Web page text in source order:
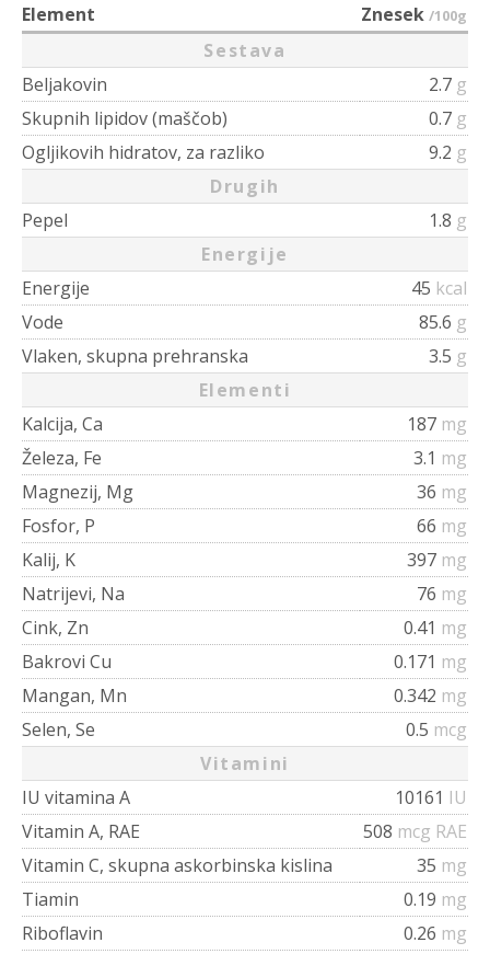
Element Znesek /100g
Sestava
Beljakovin
2.7 g
Skupnih lipidov (maščob)
0.7 g
Ogljikovih hidratov, za razliko
9.2 g
Drugih
Pepel
1.8 g
Energije
Energije
45 kcal
Vode
85.6 g
Vlaken, skupna prehranska
3.5 g
Elementi
Kalcija, Ca
187 mg
Železa, Fe
3.1 mg
Magnezij, Mg
36 mg
Fosfor, P
66 mg
Kalij, K
397 mg
Natrijevi, Na
76 mg
Cink, Zn
0.41 mg
Bakrovi Cu
0.171 mg
Mangan, Mn
0.342 mg
Selen, Se
0.5 mcg
Vitamini
IU vitamina A
10161 IU
Vitamin A, RAE
508 mcg RAE
Vitamin C, skupna askorbinska kislina
35 mg
Tiamin
0.19 mg
Riboflavin
0.26 mg